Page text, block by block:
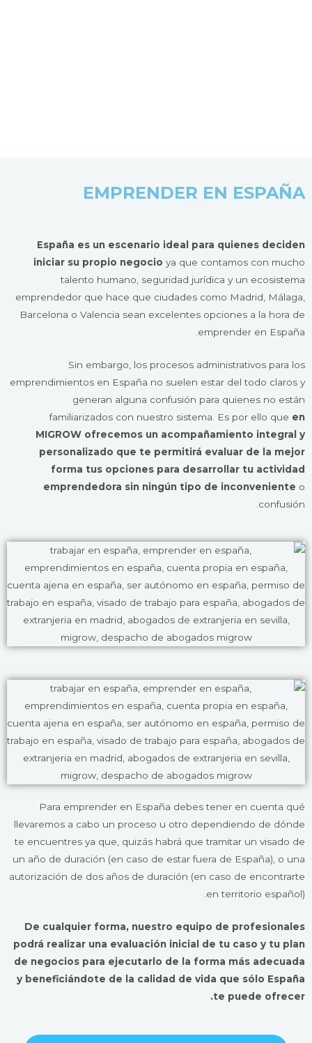
EMPRENDER EN ESPAÑA
España es un escenario ideal para quienes deciden
iniciar su propio negocio ya que contamos con mucho
talento humano, seguridad jurídica y un ecosistema
emprendedor que hace que ciudades como Madrid, Málaga,
Barcelona o Valencia sean excelentes opciones a la hora de
emprender en España.
Sin embargo, los procesos administrativos para los
emprendimientos en España no suelen estar del todo claros y
generan alguna confusión para quienes no están
familiarizados con nuestro sistema. Es por ello que en
MIGROW ofrecemos un acompañamiento integral y
personalizado que te permitirá evaluar de la mejor
forma tus opciones para desarrollar tu actividad
emprendedora sin ningún tipo de inconveniente o
confusión.
Para emprender en España debes tener en cuenta qué
llevaremos a cabo un proceso u otro dependiendo de dónde
te encuentres ya que, quizás habrá que tramitar un visado de
un año de duración (en caso de estar fuera de España), o una
autorización de dos años de duración (en caso de encontrarte
en territorio español).
De cualquier forma, nuestro equipo de profesionales
podrá realizar una evaluación inicial de tu caso y tu plan
de negocios para ejecutarlo de la forma más adecuada
y beneficiándote de la calidad de vida que sólo España
te puede ofrecer.